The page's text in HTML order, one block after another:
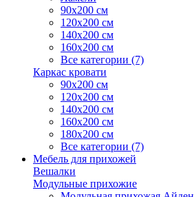
90х200 см
120х200 см
140х200 см
160х200 см
Все категории (7)
Каркас кровати
90х200 см
120х200 см
140х200 см
160х200 см
180х200 см
Все категории (7)
Мебель для прихожей
Вешалки
Модульные прихожие